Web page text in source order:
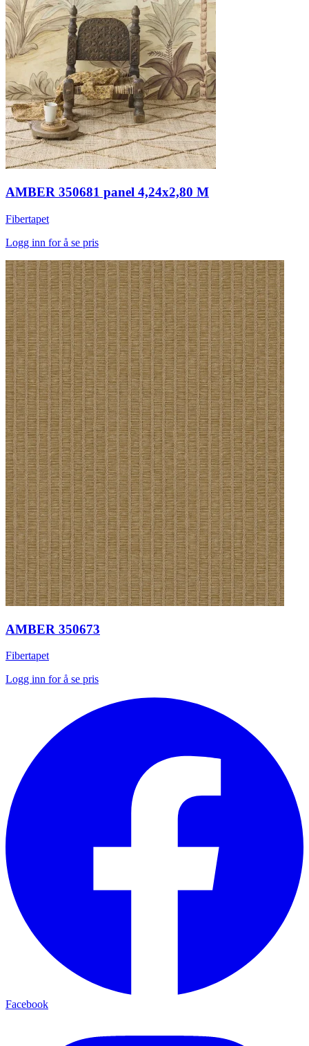
AMBER 350681 panel 4,24x2,80 M
Fibertapet
Logg inn for å se pris
AMBER 350673
Fibertapet
Logg inn for å se pris
Facebook